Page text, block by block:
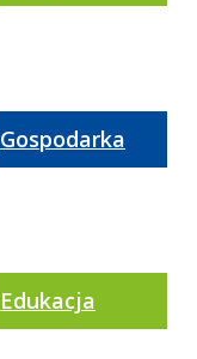
Gospodarka
Edukacja